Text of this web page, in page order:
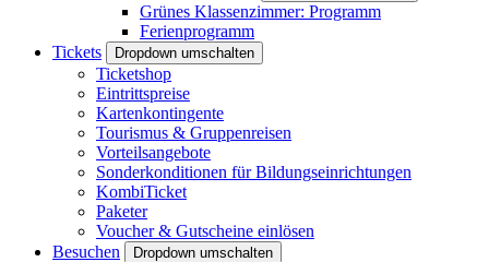
Grünes Klassenzimmer: Programm
Ferienprogramm
Tickets
Dropdown umschalten
Ticketshop
Eintrittspreise
Kartenkontingente
Tourismus & Gruppenreisen
Vorteilsangebote
Sonderkonditionen für Bildungseinrichtungen
KombiTicket
Paketer
Voucher & Gutscheine einlösen
Besuchen
Dropdown umschalten